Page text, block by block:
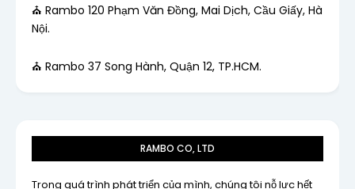
⛪ Rambo 120 Phạm Văn Đồng, Mai Dịch, Cầu Giấy, Hà
Nội.
⛪ Rambo 37 Song Hành, Quận 12, TP.HCM.
RAMBO CO, LTD
Trong quá trình phát triển của mình, chúng tôi nỗ lực hết